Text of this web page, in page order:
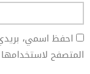
احفظ اسمي،
المتصفح